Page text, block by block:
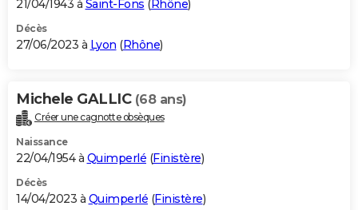
21/04/1943 à Saint-Fons ( Rhône)
Décès
27/06/2023 à Lyon (Rhône)
Michele GALLIC (68 ans)
Créer une cagnotte obsèques
Naissance
22/04/1954 à Quimperlé (Finistère)
Décès
14/04/2023 à Quimperlé (Finistère)